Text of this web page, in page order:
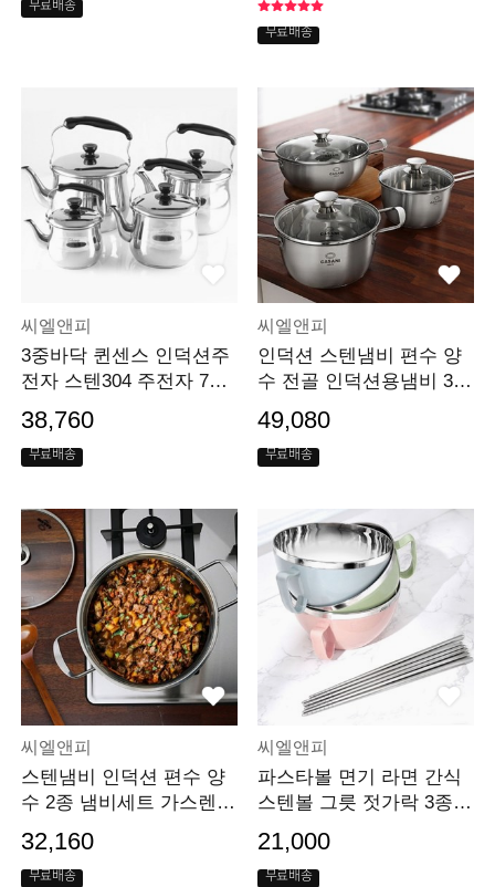
무료배송
무료배송
씨엘앤피
3중바닥 퀸센스 인덕션주
전자 스텐304 주전자 7리
38,760
무료배송
씨엘앤피
인덕션 스텐냄비 편수 양
수 전골 인덕션용냄비 3종
49,080
무료배송
씨엘앤피
스텐냄비 인덕션 편수 양
수 2종 냄비세트 가스렌지
겸용
32,160
무료배송
씨엘앤피
파스타볼 면기 라면 간식
스텐볼 그릇 젓가락 3종se
t
21,000
무료배송